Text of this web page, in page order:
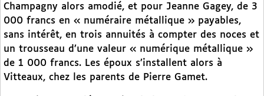
Champagny alors amodié, et pour Jeanne Gagey, de 3
000 francs en « numéraire métallique » payables,
sans intérêt, en trois annuités à compter des noces et
un trousseau d’une valeur « numérique métallique »
de 1 000 francs. Les époux s’installent alors à
Vitteaux, chez les parents de Pierre Gamet.